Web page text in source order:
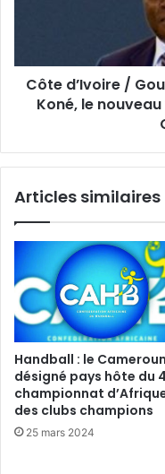
Côte d’Ivoire /
Koné, le
Articles similaires
Handball : le Cameroun
désigné pays hôte du
championnat
des clubs champions
25 mars 2024